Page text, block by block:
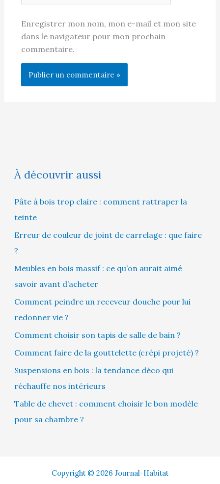
Enregistrer mon nom, mon e-mail et mon site
dans le navigateur pour mon prochain
commentaire.
À découvrir aussi
Pâte à bois trop claire : comment rattraper la
teinte
Erreur de couleur de joint de carrelage : que faire
?
Meubles en bois massif : ce qu’on aurait aimé
savoir avant d’acheter
Comment peindre un receveur douche pour lui
redonner vie ?
Comment choisir son tapis de salle de bain ?
Comment faire de la gouttelette (crépi projeté) ?
Suspensions en bois : la tendance déco qui
réchauffe nos intérieurs
Table de chevet : comment choisir le bon modèle
pour sa chambre ?
Copyright © 2026 Journal-Habitat